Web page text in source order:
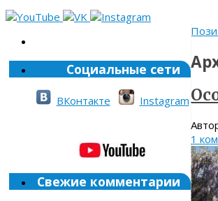
1
Социальные сети
ВКонтакте Instagram
Свежие комментарии